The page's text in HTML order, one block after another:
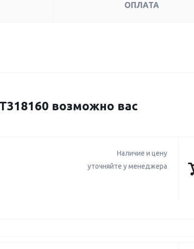
ОПЛАТА
возможно вас
Наличие и цену
уточняйте у менеджера